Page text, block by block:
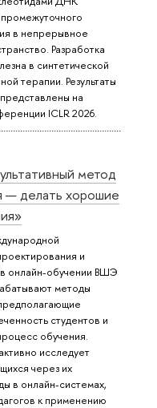
в непрерывное
Разработка
в синтетической
терапии. Результаты
на
ICLR 2026.
метод
— делать хорошие
и
онлайн-обучении ВШЭ
методы
студентов и
обучения.
исследует
через их
в онлайн-системах,
к применению